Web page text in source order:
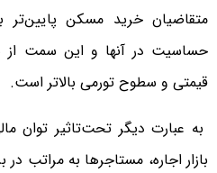
متقاضیان خرید مسکن
حساسیت در آنها و این سمت از
قیمتی و سطوح تورمی بالاتر است.
به عبارت دیگر تحت‌تاثیر توان
بازار اجاره، مستاجرها به مراتب در